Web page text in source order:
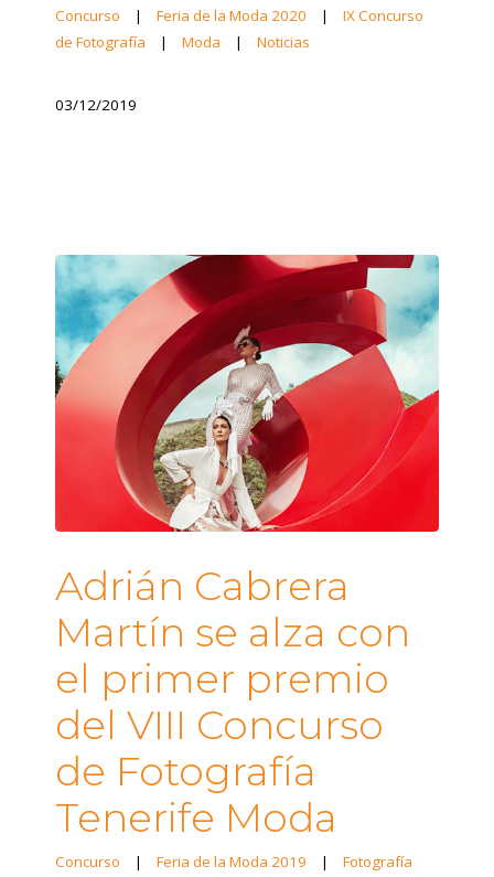
Concurso | Feria de la Moda 2020 |
IX Concurso
de Fotografía
| Moda | Noticias
03/12/2019
Adrián Cabrera
Martín se alza con
el primer premio
del VIII Concurso
de Fotografía
Tenerife Moda
Concurso | Feria de la Moda 2019 |
Fotografía